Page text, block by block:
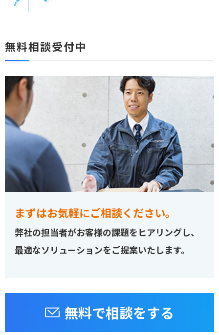
無料相談受付中
まずはお気軽にご相談ください。
弊社の担当者がお客様の課題をヒアリングし、
最適なソリューションをご提案いたします。
無料で相談をする